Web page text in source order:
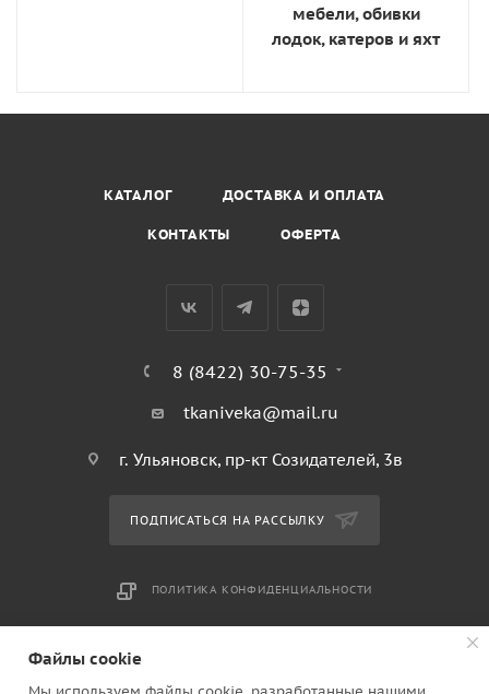
мебели, обивки
лодок, катеров и яхт
КАТАЛОГ ДОСТАВКА И ОПЛАТА
КОНТАКТЫ ОФЕРТА
8 (8422) 30-75-35
tkaniveka@mail.ru
г. Ульяновск, пр-кт Созидателей, 3в
ПОДПИСАТЬСЯ НА РАССЫЛКУ
ПОЛИТИКА КОНФИДЕНЦИАЛЬНОСТИ
2010 - 2026 © Ткани века. Ульяновск ИП Клинков Юрий
Владимирович ОГРН 304732809700075
Файлы cookie